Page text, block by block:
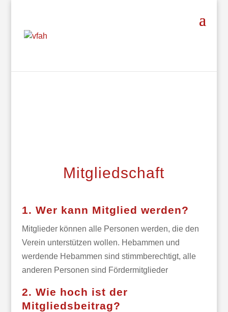
Mitgliedschaft
1. Wer kann Mitglied werden?
Mitglieder können alle Personen werden, die den
Verein unterstützen wollen. Hebammen und
werdende Hebammen sind stimmberechtigt, alle
anderen Personen sind Fördermitglieder
2. Wie hoch ist der
Mitgliedsbeitrag?